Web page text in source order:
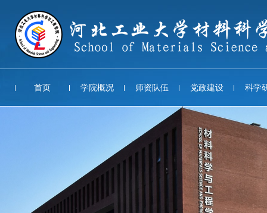
首页 学院概况 师资队伍 党政建设 科学